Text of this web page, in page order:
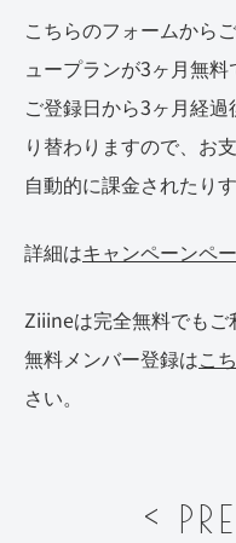
こちらのフォームから
ュープランが3ヶ月無料
ご登録日から3ヶ月経
り替わりますので、お
自動的に課金されたり
詳細はキャンペーンペ
Ziiineは完全無料でもご
無料メンバー登録はこ
さい。
<